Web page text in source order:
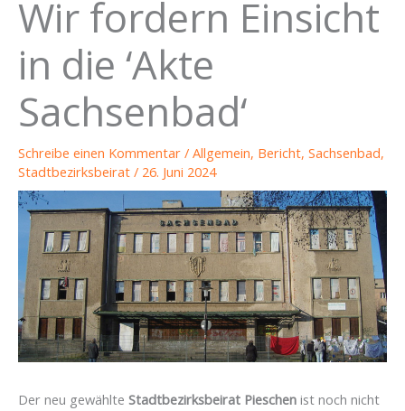
Wir fordern Einsicht
in die ‘Akte
Sachsenbad‘
Schreibe einen Kommentar / Allgemein, Bericht, Sachsenbad,
Stadtbezirksbeirat / 26. Juni 2024
Der neu gewählte Stadtbezirksbeirat Pieschen ist noch nicht